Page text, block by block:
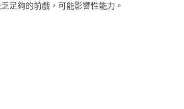
足夠的前戲，可能影響性能力。